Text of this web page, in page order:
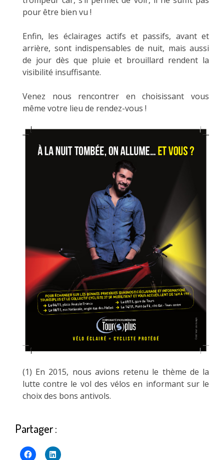
pour être bien vu !
Enfin, les éclairages actifs et passifs, avant et
arrière, sont indispensables de nuit, mais aussi
de jour dès que pluie et brouillard rendent la
visibilité insuffisante.
Venez nous rencontrer en choisissant vous
même votre lieu de rendez-vous !
(1) En 2015, nous avions retenu le thème de la
lutte contre le vol des vélos en informant sur le
choix des bons antivols.
Partager :